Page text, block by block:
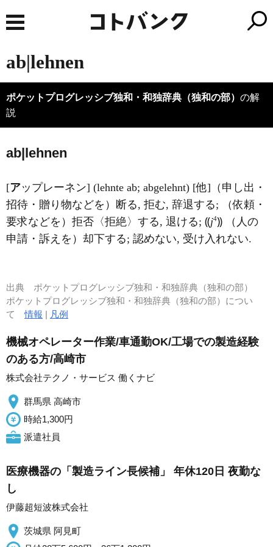
ab|lehnen
ポケットプログレッシブ独和・和独辞典（独和の部） の解
説
ab|lehnen
[アップレーネン] (lehnte ab; abgelehnt) [他]（申し出・
招待・贈り物などを）断る, 拒む, 辞退する; （依頼・
要求などを）拒否〈拒絶〉する, 退ける; ⸨j4⸩ （人の
申請・訴えを）却下する; 認めない, 受け入れない.
出典 ポケットプログレッシブ独和・和独辞典（独和の部）
ポケットプログレッシブ独和・和独辞典（独和の部）につい
て情報 | 凡例
機械オペレーター作業/車通勤OK/工場での製造経験
のある方/高崎市
株式会社テクノ・サービス 働くナビ
群馬県 高崎市
時給1,300円
派遣社員
医療機器の「製造ライン長候補」 年休120日 夜勤な
し
伊藤超短波株式会社
茨城県 阿見町